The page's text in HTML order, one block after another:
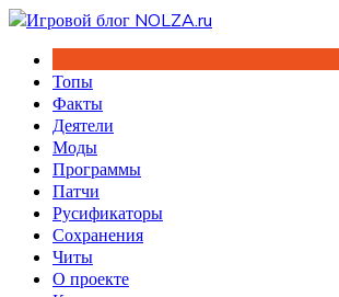
Перейти
содержимому
Топы
Факты
Деятели
Моды
Программы
Патчи
Русификаторы
Сохранения
Читы
О проекте